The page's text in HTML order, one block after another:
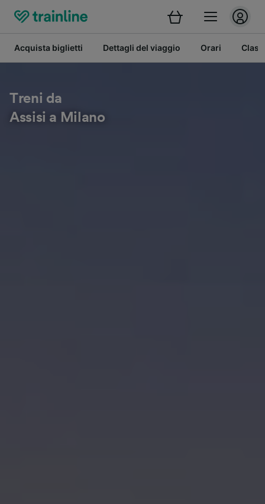
Acquista biglietti Dettagli del viaggio Orari
Treni da
Assisi a Milano